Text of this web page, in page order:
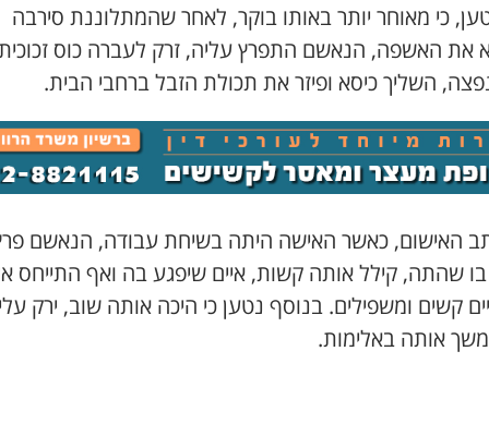
כי מאוחר יותר באותו בוקר, לאחר שהמתלוננת סירבה
את האשפה, הנאשם התפרץ עליה, זרק לעברה כוס
השליך כיסא ופיזר את תכולת הזבל ברחבי הבית.
האישום, כאשר האישה היתה בשיחת עבודה, הנאשם
שהתה, קילל אותה קשות, איים שיפגע בה ואף התייחס
קשים ומשפילים. בנוסף נטען כי היכה אותה שוב, ירק
אותה באלימות.